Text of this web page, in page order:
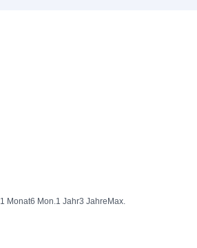
1 Monat6 Mon.1 Jahr3 Jahre Max.